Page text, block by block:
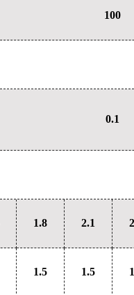
100
0.1
1.8 2.1
1.5 1.5